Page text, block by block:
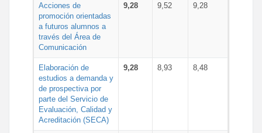
Acciones de
promoción orientadas
a futuros alumnos a
través del Área de
Comunicación
9,28 9,52 9,28
Elaboración de
estudios a demanda y
de prospectiva por
parte del Servicio de
Evaluación, Calidad y
Acreditación (SECA)
9,28 8,93 8,48